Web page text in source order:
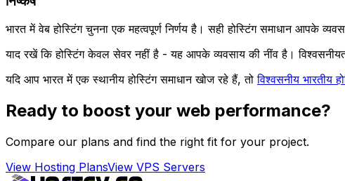
भारत में वेब होस्टिंग चुनना एक महत्वपूर्ण निर्णय है। सही होस्टिंग समाधान
याद रखें कि होस्टिंग केवल सेवर नहीं है - यह आपके व्यवसाय की नींव है।
यदि आप भारत में एक स्थानीय होस्टिंग समाधान खोज रहे हैं, तोविश्वसनीय भारतीय
Ready to boost your web performance?
Compare our plans and find the right fit for your project.
View Hosting PlansView VPS Servers